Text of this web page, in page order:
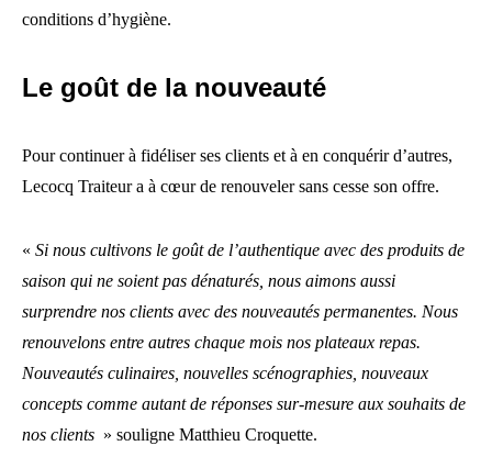
conditions d’hygiène.
Le goût de la nouveauté
Pour continuer à fidéliser ses clients et à en conquérir d’autres,
Lecocq Traiteur a à cœur de renouveler sans cesse son offre.
« Si nous cultivons le goût de l’authentique avec des produits de
saison qui ne soient pas dénaturés, nous aimons aussi
surprendre nos clients avec des nouveautés permanentes. Nous
renouvelons entre autres chaque mois nos plateaux repas.
Nouveautés culinaires, nouvelles scénographies, nouveaux
concepts comme autant de réponses sur-mesure aux souhaits de
nos clients » souligne Matthieu Croquette.